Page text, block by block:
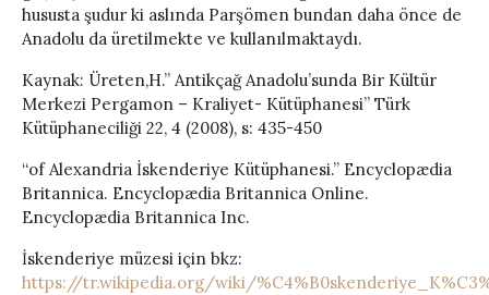
hususta şudur ki aslında Parşömen bundan daha önce de
Anadolu da üretilmekte ve kullanılmaktaydı.
Kaynak: Üreten,H.” Antikçağ Anadolu’sunda Bir Kültür
Merkezi Pergamon – Kraliyet- Kütüphanesi” Türk
Kütüphaneciliği 22, 4 (2008), s: 435-450
“of Alexandria İskenderiye Kütüphanesi.” Encyclopædia
Britannica. Encyclopædia Britannica Online.
Encyclopædia Britannica Inc.
İskenderiye müzesi için bkz:
https://tr.wikipedia.org/wiki/